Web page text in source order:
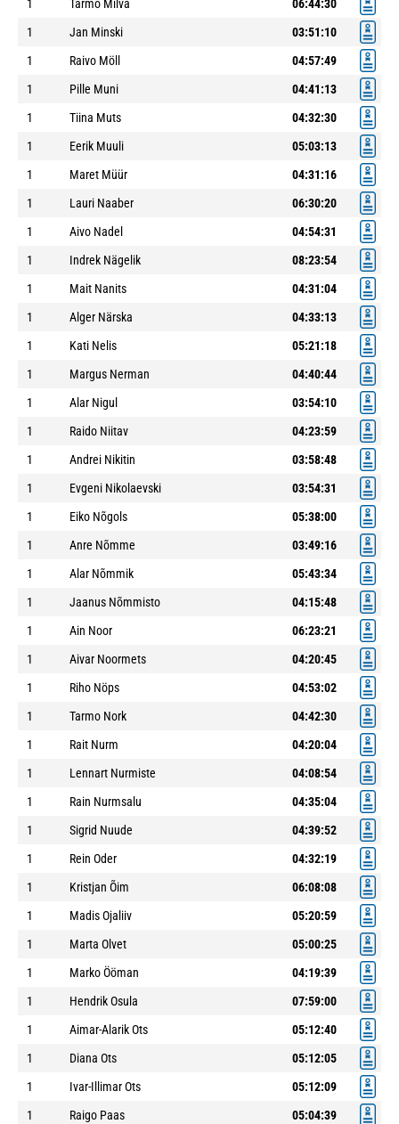
1 Tarmo Milva
06:44:30
1
Jan Minski
03:51:10
1
Raivo Möll
04:57:49
1
Pille Muni
04:41:13
1
Tiina Muts
04:32:30
1
Eerik Muuli
05:03:13
1
Maret Müür
04:31:16
1
Lauri Naaber
06:30:20
1
Aivo Nadel
04:54:31
1
Indrek Nägelik
08:23:54
1
Mait Nanits
04:31:04
1
Alger Närska
04:33:13
1
Kati Nelis
05:21:18
1
Margus Nerman
04:40:44
1
Alar Nigul
03:54:10
1
Raido Niitav
04:23:59
1
Andrei Nikitin
03:58:48
1
Evgeni Nikolaevski
03:54:31
1
Eiko Nõgols
05:38:00
1
Anre Nõmme
03:49:16
1
Alar Nõmmik
05:43:34
1
Jaanus Nõmmisto
04:15:48
1
Ain Noor
06:23:21
1
Aivar Noormets
04:20:45
1
Riho Nöps
04:53:02
1
Tarmo Nork
04:42:30
1
Rait Nurm
04:20:04
1
Lennart Nurmiste
04:08:54
1
Rain Nurmsalu
04:35:04
1
Sigrid Nuude
04:39:52
1
Rein Oder
04:32:19
1
Kristjan Õim
06:08:08
1
Madis Ojaliiv
05:20:59
1
Marta Olvet
05:00:25
1
Marko Ööman
04:19:39
1
Hendrik Osula
07:59:00
1
Aimar-Alarik Ots
05:12:40
1
Diana Ots
05:12:05
1
Ivar-Illimar Ots
05:12:09
1
Raigo Paas
05:04:39